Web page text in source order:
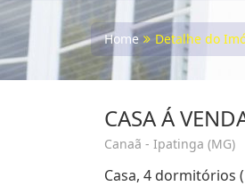
Home Detalhe do
CASA Á
Canaã - Ipatinga (MG)
Casa, 4 dormitórios